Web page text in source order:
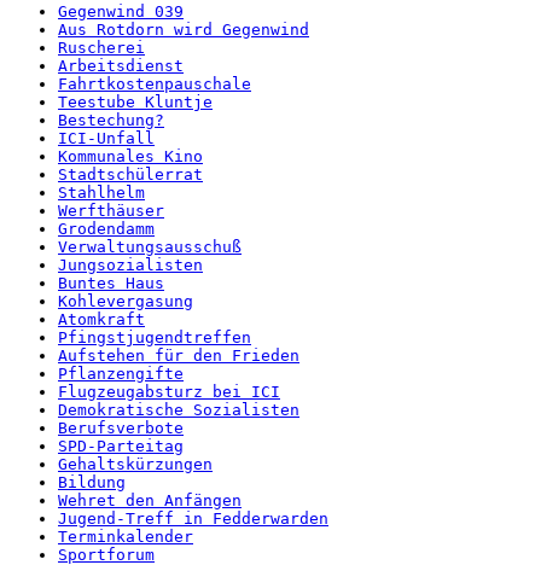
Gegenwind 039
Aus Rotdorn wird Gegenwind
Ruscherei
Arbeitsdienst
Fahrtkostenpauschale
Teestube Kluntje
Bestechung?
ICI-Unfall
Kommunales Kino
Stadtschülerrat
Stahlhelm
Werfthäuser
Grodendamm
Verwaltungsausschuß
Jungsozialisten
Buntes Haus
Kohlevergasung
Atomkraft
Pfingstjugendtreffen
Aufstehen für den Frieden
Pflanzengifte
Flugzeugabsturz bei ICI
Demokratische Sozialisten
Berufsverbote
SPD-Parteitag
Gehaltskürzungen
Bildung
Wehret den Anfängen
Jugend-Treff in Fedderwarden
Terminkalender
Sportforum